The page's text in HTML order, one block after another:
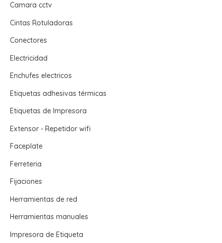
Camara cctv
Cintas Rotuladoras
Conectores
Electricidad
Enchufes electricos
Etiquetas adhesivas térmicas
Etiquetas de Impresora
Extensor - Repetidor wifi
Faceplate
Ferreteria
Fijaciones
Herramientas de red
Herramientas manuales
Impresora de Etiqueta